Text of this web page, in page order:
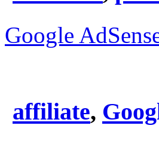
Google
affiliate,